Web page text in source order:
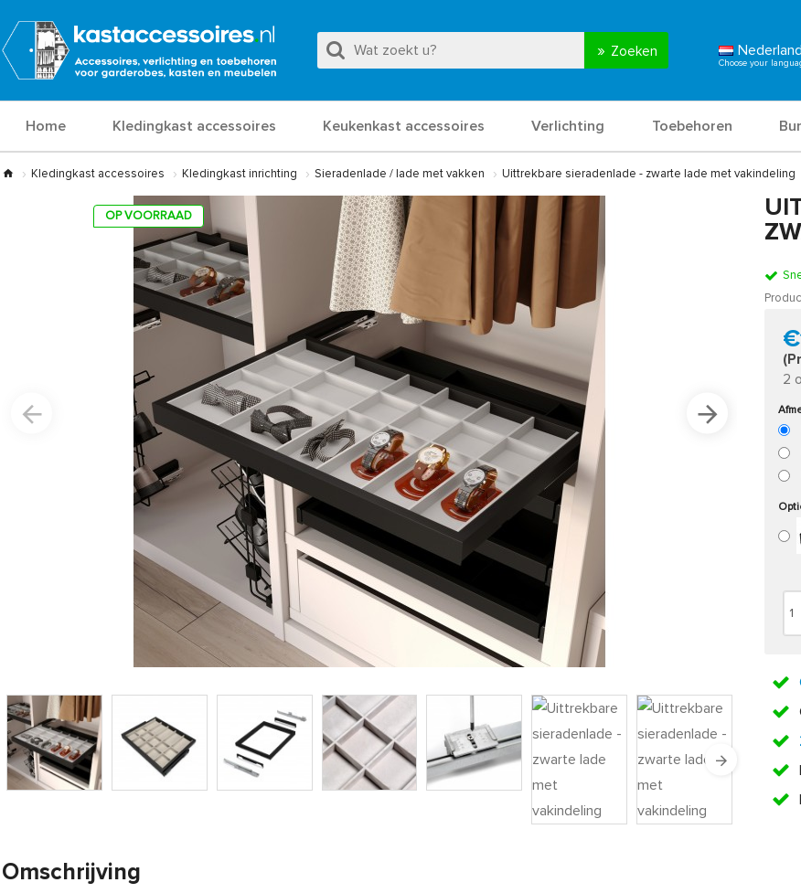
Zoeken
Home Kledingkast accessoires Keukenkast accessoires Verlichting Toebehoren
Kledingkast accessoires Kledingkast inrichting Sieradenlade / lade met vakken Uittrekbare sieradenlade - zwarte lade met vakindeling
OP VOORRAAD
2
Omschrijving